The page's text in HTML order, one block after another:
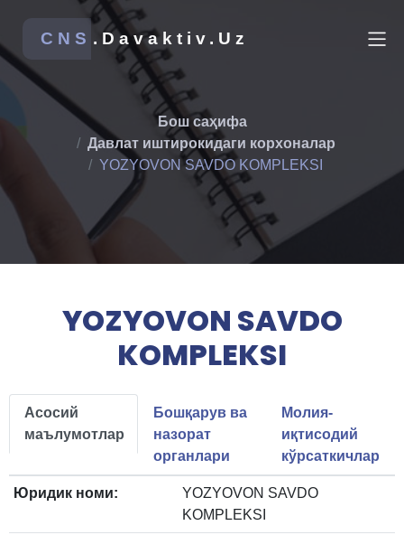
CNS .Davaktiv.Uz
Бош саҳифа
Давлат иштирокидаги корхоналар
YOZYOVON SAVDO KOMPLEKSI
YOZYOVON SAVDO
KOMPLEKSI
Асосий
маълумотлар
Бошқарув ва
назорат
органлари
Молия-
иқтисодий
кўрсаткичлар
Юридик номи:
YOZYOVON SAVDO
KOMPLEKSI